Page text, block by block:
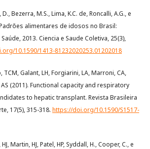
Bezerra, M.S., Lima, K.C. de, Roncalli, A.G., e
alimentares de idosos no Brasil:
2013. Ciencia e Saude Coletiva, 25(3),
10.1590/1413-81232020253.01202018
TCM, Galant, LH, Forgiarini, LA, Marroni, CA,
(2011). Functional capacity and respiratory
to hepatic transplant. Revista Brasileira
17(5), 315-318. https://doi.org/10.1590/S1517-
Martin, HJ, Patel, HP, Syddall, H., Cooper, C., e